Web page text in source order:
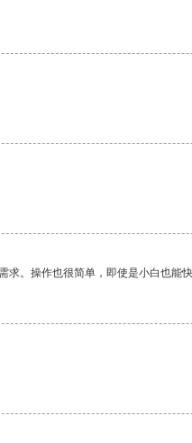
。操作也很简单，即使是小白也能快